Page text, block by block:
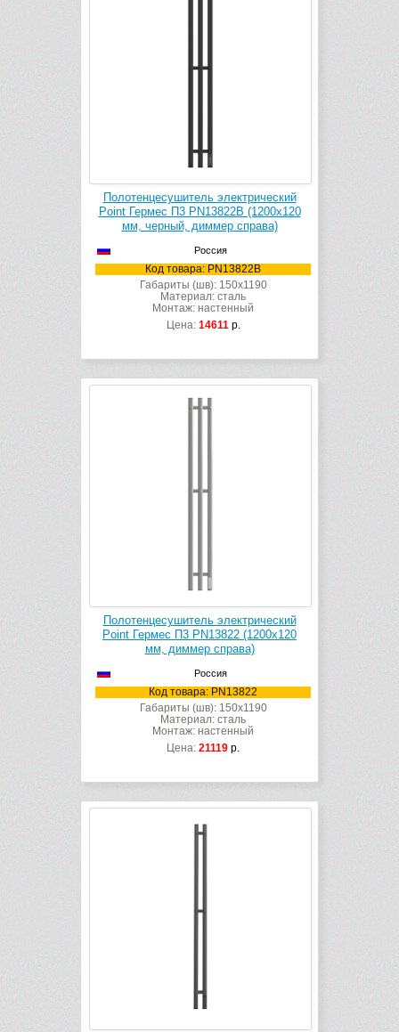
Полотенцесушитель электрический
Point Гермес П3 PN13822B (1200х120
мм, черный, диммер справа)
Россия
Код товара: PN13822B
Габариты (шв): 150x1190
Материал: сталь
Монтаж: настенный
Цена: 14611р.
Полотенцесушитель электрический
Point Гермес П3 PN13822 (1200х120
мм, диммер справа)
Россия
Код товара: PN13822
Габариты (шв): 150x1190
Материал: сталь
Монтаж: настенный
Цена: 21119 р.